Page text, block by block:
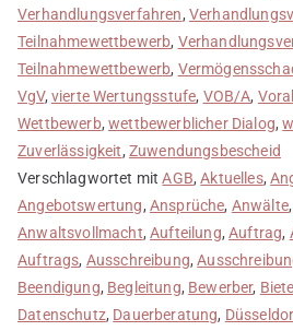
Verhandlungsverfahren,
Teilnahmewettbewerb,
Teilnahmewettbewerb,
VgV, vierte Wertungsstufe, VOB/A,
Wettbewerb,wettbewerblicher Dialog,
Zuverlässigkeit, Zuwendungsbescheid
Verschlagwortet mitAGB,Aktuelles,
Angebotswertung, Ansprüche, Anwälte
Anwaltsvollmacht,Aufteilung,Auftrag,
Auftrags, Ausschreibung,
Beendigung, Begleitung, Bewerber,
Datenschutz, Dauerberatung,